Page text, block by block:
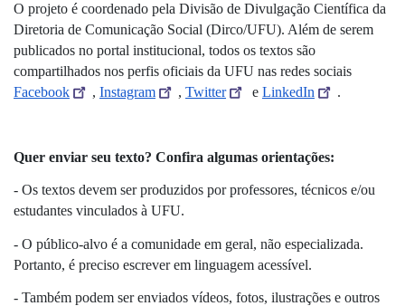
O projeto é coordenado pela Divisão de Divulgação Científica da
Diretoria de Comunicação Social (Dirco/UFU). Além de serem
publicados no portal institucional, todos os textos são
Facebook
, Instagram , Twitter e LinkedIn .
Quer enviar seu texto? Confira algumas orientações:
- Os textos devem ser produzidos por professores, técnicos e/ou
estudantes vinculados à UFU.
- O público-alvo é a comunidade em geral, não especializada.
Portanto, é preciso escrever em linguagem acessível.
- Também podem ser enviados vídeos, fotos, ilustrações e outros